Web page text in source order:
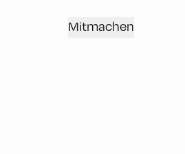
Mitmachen